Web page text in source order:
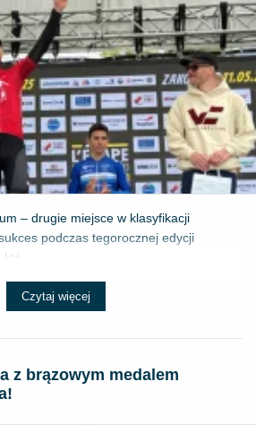
– drugie miejsce w klasyfikacji
podczas tegorocznej edycji
Czytaj więcej
z brązowym medalem